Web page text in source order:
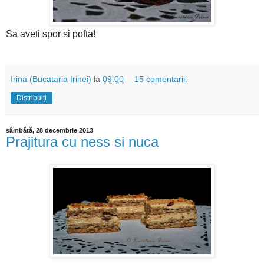
Sa aveti spor si pofta!
Irina (Bucataria Irinei) la 09:00 15 comentarii:
Distribuiți
sâmbătă, 28 decembrie 2013
Prajitura cu ness si nuca